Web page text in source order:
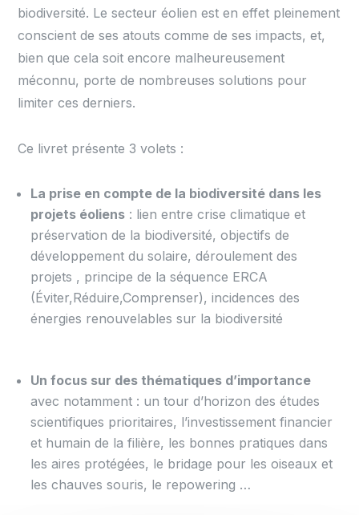
biodiversité. Le secteur éolien est en effet pleinement
conscient de ses atouts comme de ses impacts, et,
bien que cela soit encore malheureusement
méconnu, porte de nombreuses solutions pour
limiter ces derniers.
Ce livret présente 3 volets :
La prise en compte de la biodiversité dans les
projets éoliens : lien entre crise climatique et
préservation de la biodiversité, objectifs de
développement du solaire, déroulement des
projets , principe de la séquence ERCA
(Éviter,Réduire,Comprenser), incidences des
énergies renouvelables sur la biodiversité
Un focus sur des thématiques d’importance
avec notamment : un tour d’horizon des études
scientifiques prioritaires, l’investissement financier
et humain de la filière, les bonnes pratiques dans
les aires protégées, le bridage pour les oiseaux et
les chauves souris, le repowering …